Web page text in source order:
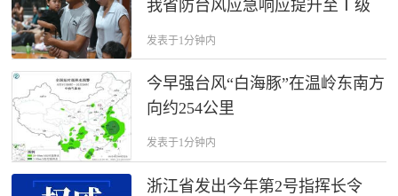
我省防台风应急响应提升至Ⅰ级
发表于1分钟内
今早强台风“白海豚”在温岭东南方
向约254公里
发表于1分钟内
浙江省发出今年第2号指挥长令